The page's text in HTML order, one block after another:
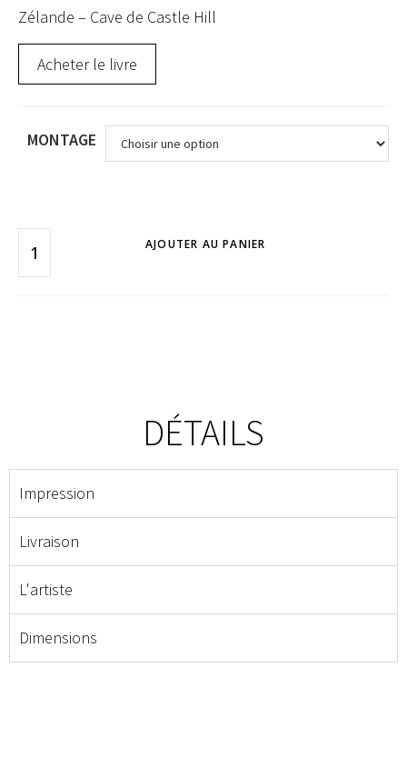
Zélande – Cave de Castle Hill
Acheter le livre
MONTAGE
AJOUTER AU PANIER
DÉTAILS
Impression
Livraison
L'artiste
Dimensions